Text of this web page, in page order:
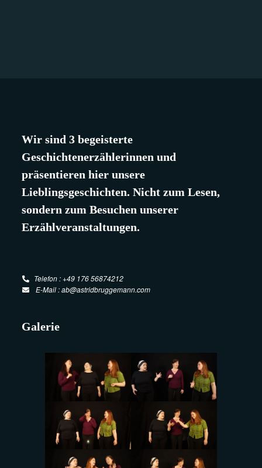
Wir sind 3 begeisterte
Geschichtenerzählerinnen und
präsentieren hier unsere
Lieblingsgeschichten. Nicht zum Lesen,
sondern zum Besuchen unserer
Erzählveranstaltungen.
Telefon : +49 176 56874212
E-Mail : ab@astridbruggemann.com
Galerie